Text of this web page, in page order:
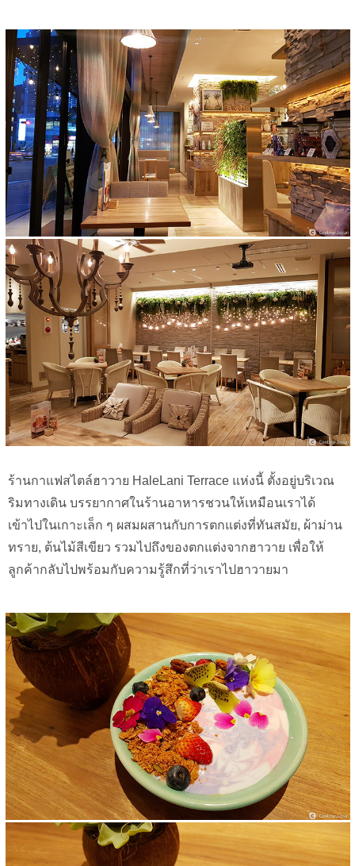
ร้านกาแฟสไตล์ฮาวาย HaleLani Terrace แห่งนี้ ตั้งอยู่บริเวณ
ริมทางเดิน บรรยากาศในร้านอาหารชวนให้เหมือนเราได้
เข้าไปในเกาะเล็ก ๆ ผสมผสานกับการตกแต่งที่ทันสมัย, ผ้าม่าน
ทราย, ต้นไม้สีเขียว รวมไปถึงของตกแต่งจากฮาวาย เพื่อให้
ลูกค้ากลับไปพร้อมกับความรู้สึกที่ว่าเราไปฮาวายมา